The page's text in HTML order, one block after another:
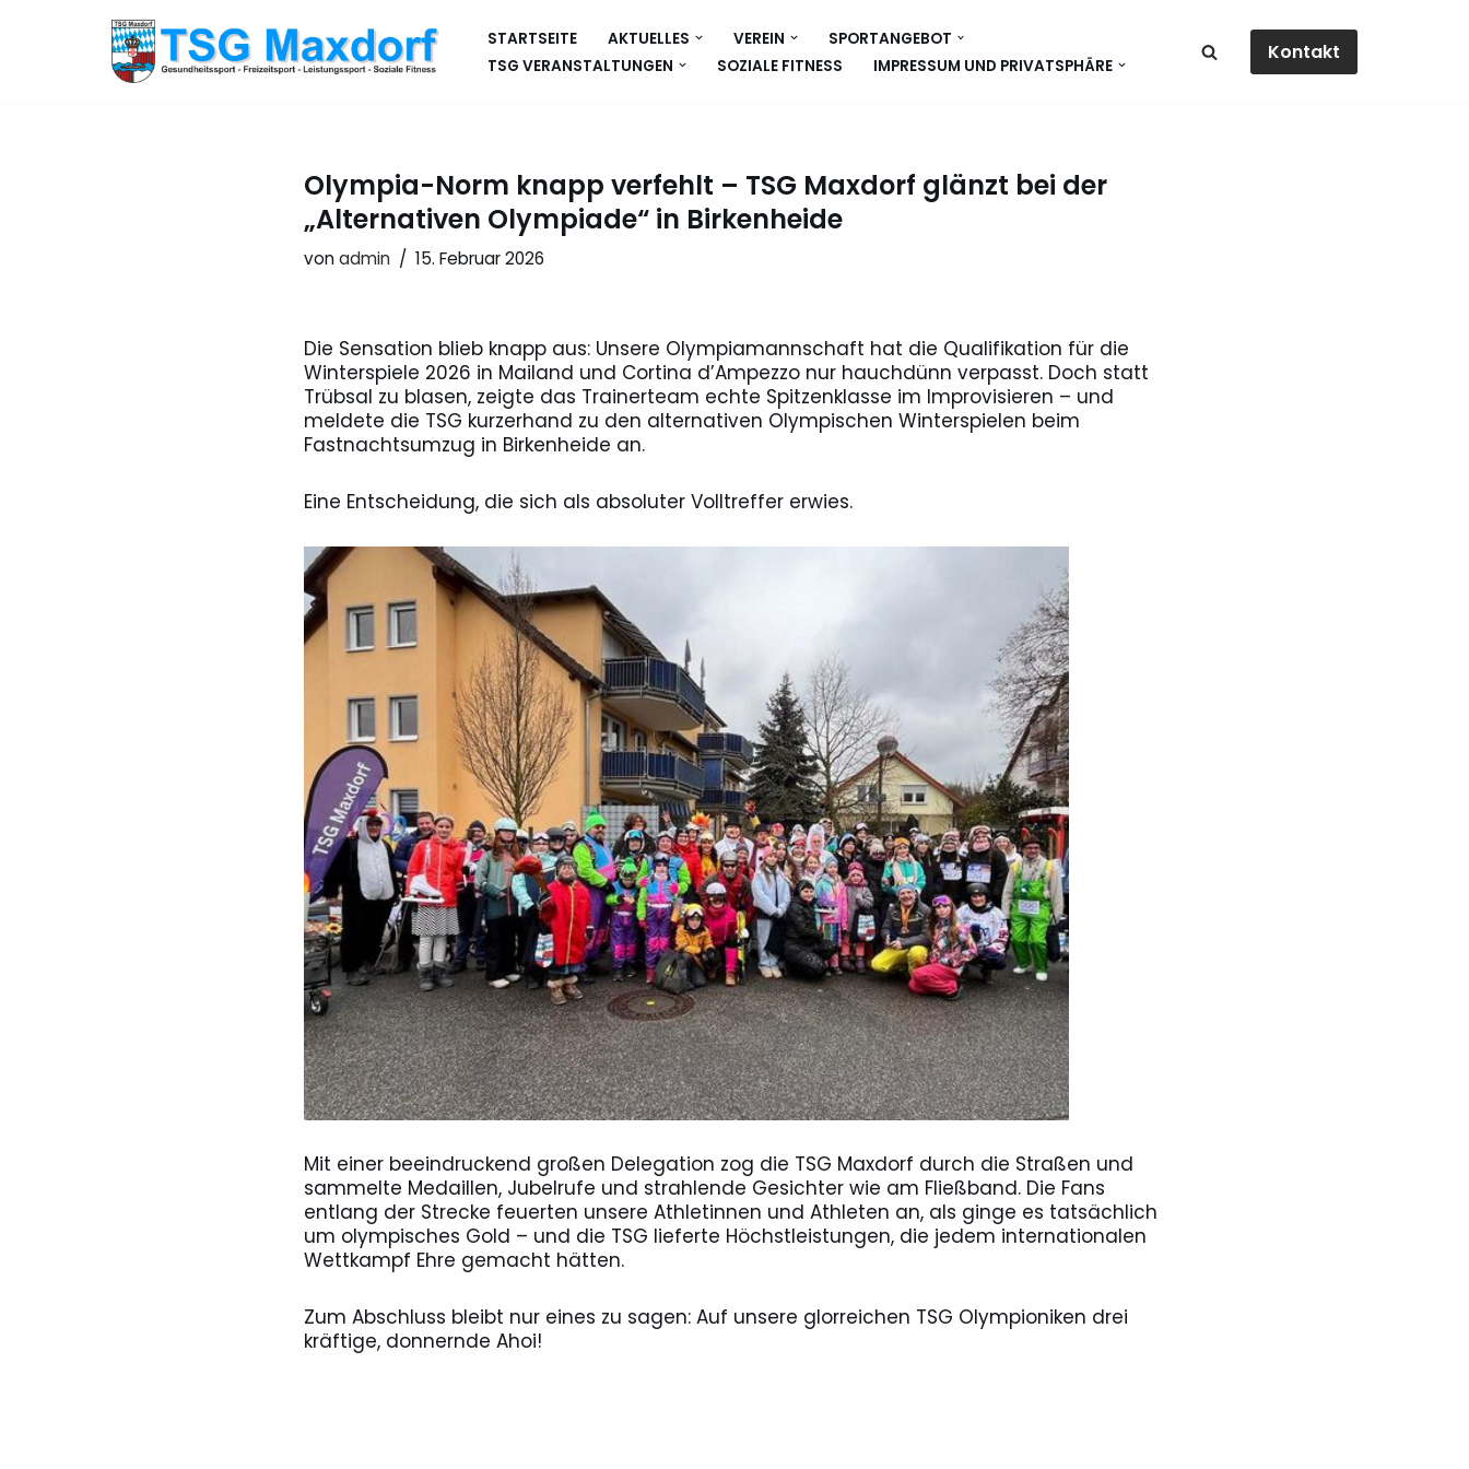
STARTSEITE AKTUELLES VEREIN
SPORTANGEBOT
TSG VERANSTALTUNGEN
SOZIALE FITNESS IMPRESSUM UND PRIVATSPHÄRE
Kontakt
Olympia-Norm knapp verfehlt – TSG Maxdorf glänzt bei der
„Alternativen Olympiade“ in Birkenheide
vonadmin 15. Februar 2026
Die Sensation blieb knapp aus: Unsere Olympiamannschaft hat die Qualifikation für die
Winterspiele 2026 in Mailand und Cortina d’Ampezzo nur hauchdünn verpasst. Doch statt
Trübsal zu blasen, zeigte das Trainerteam echte Spitzenklasse im Improvisieren – und
meldete die TSG kurzerhand zu den alternativen Olympischen Winterspielen beim
Fastnachtsumzug in Birkenheide an.
Eine Entscheidung, die sich als absoluter Volltreffer erwies.
Mit einer beeindruckend großen Delegation zog die TSG Maxdorf durch die Straßen und
sammelte Medaillen, Jubelrufe und strahlende Gesichter wie am Fließband. Die Fans
entlang der Strecke feuerten unsere Athletinnen und Athleten an, als ginge es tatsächlich
um olympisches Gold – und die TSG lieferte Höchstleistungen, die jedem internationalen
Wettkampf Ehre gemacht hätten.
Zum Abschluss bleibt nur eines zu sagen: Auf unsere glorreichen TSG Olympioniken drei
kräftige, donnernde Ahoi!